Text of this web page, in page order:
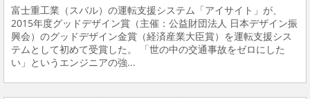
富士重工業（スバル）の運転支援システム「アイサイト」が、
2015年度グッドデザイン賞（主催：公益財団法人 日本デザイン振
興会）のグッドデザイン金賞（経済産業大臣賞）を運転支援シス
テムとして初めて受賞した。 「世の中の交通事故をゼロにした
い」というエンジニアの強...